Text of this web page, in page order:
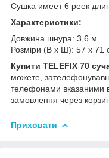
Сушка имеет 6 реек
Характеристики:
Довжина шнура: 3,6 м
Розміри (В x Ш): 57 х 71
Купити TELEFIX 70
можете,
телефонами вказаними
замовлення через
Приховати